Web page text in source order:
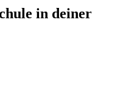
in deiner